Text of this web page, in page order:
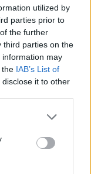
utilized by
parties prior to
the further
third parties on the
information may
the IAB’s List of
it to other
παραιτηθεί
και το «Smoking
σπίτι που